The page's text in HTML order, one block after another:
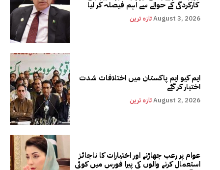
کارکردگی کے حوالے سے اہم فیصلہ کر لیا
تازہ ترینAugust 3, 2026
ایم کیو ایم پاکستان میں اختلافات شدت
اختیار کر گئے
تازہ ترینAugust 2, 2026
عوام پر رعب جھاڑنے اور اختیارات کا ناجائز
استعمال کرنے والوں کی پیرا فورس میں کوئی